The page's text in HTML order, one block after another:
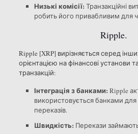
Низькі комісії: Транзакційні
робить його привабливим для
Ripple.
Ripple [XRP] вирізняється серед
орієнтацією на фінансові установи
транзакцій:
Інтеграція з банками: Ripple
використовується банками
переказів.
Швидкість: Перекази